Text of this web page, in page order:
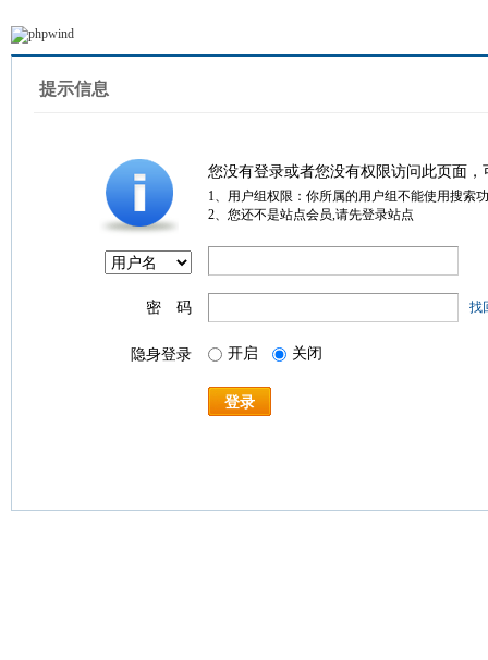
提示信息
您没有登录或者您没有权限访问此页面
1、用户组权限：你所属的用户组不能使用搜索
2、您还不是站点会员,请先登录站点
密 码 找
隐身登录 开启 关闭
登录